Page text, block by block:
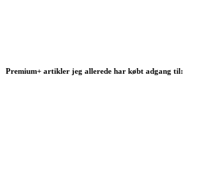
Premium+ artikler jeg allerede har købt adgang til: